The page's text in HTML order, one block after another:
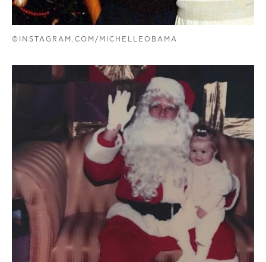
©INSTAGRAM.COM/MICHELLEOBAMA